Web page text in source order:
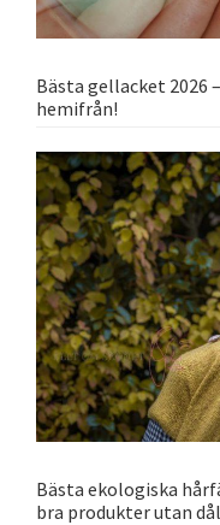
Bästa gellacket 2026
hemifrån!
Bästa ekologiska
bra produkter utan